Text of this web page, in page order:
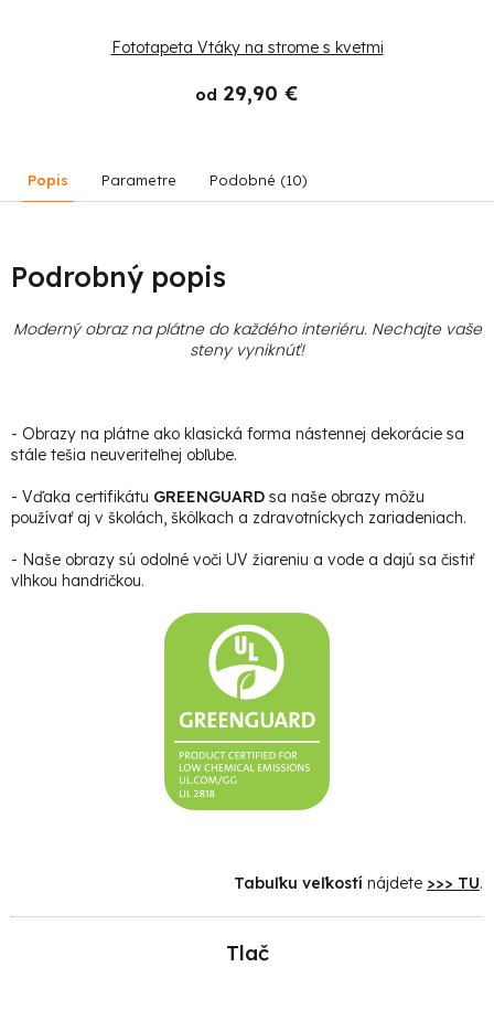
Fototapeta Vtáky na strome s kvetmi
od 29,90 €
Popis Parametre Podobné (10)
Podrobný popis
Moderný obraz na plátne do každého interiéru. Nechajte vaše
steny vyniknúť!
- Obrazy na plátne ako klasická forma nástennej dekorácie sa
stále tešia neuveriteľnej obľube.
- Vďaka certifikátu GREENGUARD sa naše obrazy môžu
používať aj v školách, škôlkach a zdravotníckych zariadeniach.
- Naše obrazy sú odolné voči UV žiareniu a vode a dajú sa čistiť
vlhkou handričkou.
Tabuľku veľkostí nájdete >>> TU.
Tlač